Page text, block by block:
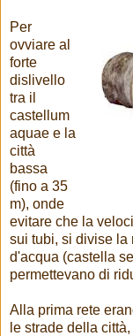
Per
ovviare al
forte
dislivello
tra il
castellum
aquae e la
città
bassa
(fino a 35
m), onde
evitare che la
sui tubi, si divise la
d'acqua (castella
permettevano di
Alla prima rete
le strade della